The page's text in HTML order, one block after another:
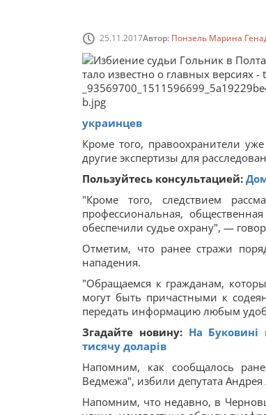
25.11.2017Автор: Понзель Марина
украинцев
Кроме того, правоохранители
другие экспертизы для
Пользуйтесь консультацией:
"Кроме того, следствием
профессиональная,
обеспечили судье охрану", —
Отметим, что ранее стражи
нападения.
"Обращаемся к гражданам,
могут быть причастными к
передать информацию любым
Згадайте новину: На Буковині
тисячу доларів
Напомним, как сообщалось
Ведмежа", избили депутата Андрея
Напомним, что недавно, в